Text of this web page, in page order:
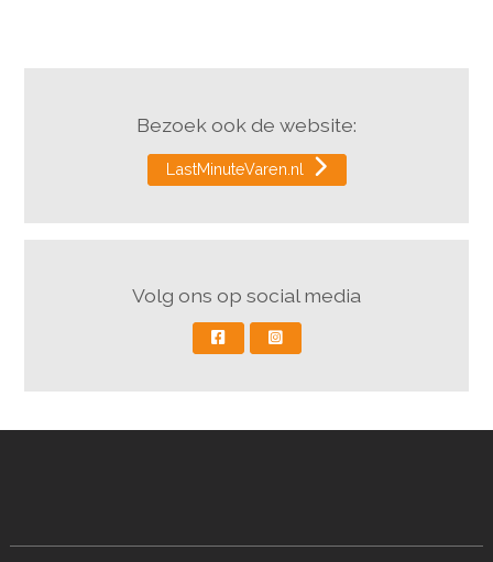
Bezoek ook de website:
LastMinuteVaren.nl
Volg ons op social media